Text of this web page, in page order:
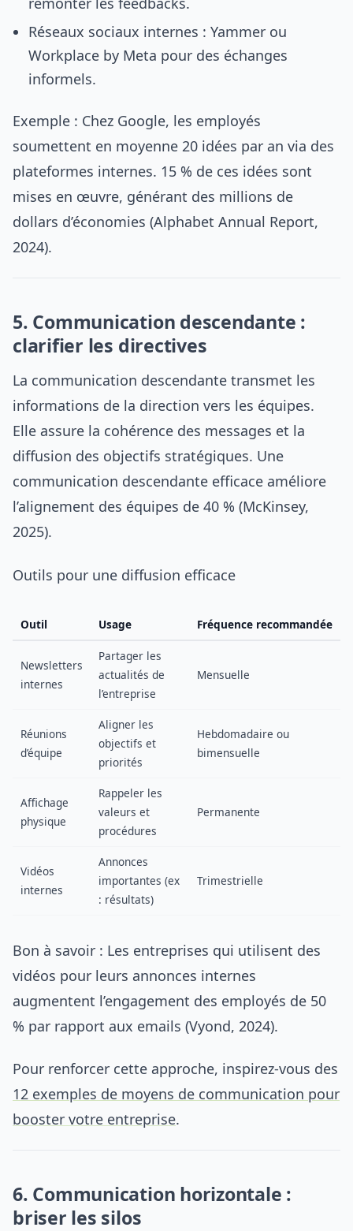
Réseaux sociaux internes : Yammer ou
Workplace by Meta pour des échanges
informels.
Exemple : Chez Google, les employés
soumettent en moyenne 20 idées par an via des
plateformes internes. 15 % de ces idées sont
mises en œuvre, générant des millions de
dollars d’économies (Alphabet Annual Report,
2024).
5. Communication descendante :
clarifier les directives
La communication descendante transmet les
informations de la direction vers les équipes.
Elle assure la cohérence des messages et la
diffusion des objectifs stratégiques. Une
communication descendante efficace améliore
l’alignement des équipes de 40 % (McKinsey,
2025).
Outils pour une diffusion efficace
Outil Usage Fréquence recommandée
Newsletters
internes
Partager les
actualités de
l’entreprise
Mensuelle
Réunions
d’équipe
Aligner les
objectifs et
priorités
Hebdomadaire ou
bimensuelle
Affichage
physique
Rappeler les
valeurs et
procédures
Permanente
Vidéos
internes
Annonces
importantes (ex
: résultats)
Trimestrielle
Bon à savoir : Les entreprises qui utilisent des
vidéos pour leurs annonces internes
augmentent l’engagement des employés de 50
% par rapport aux emails (Vyond, 2024).
Pour renforcer cette approche, inspirez-vous des
12 exemples de moyens de communication pour
booster votre entreprise.
6. Communication horizontale :
briser les silos